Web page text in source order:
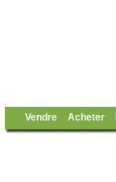
Vendre Acheter